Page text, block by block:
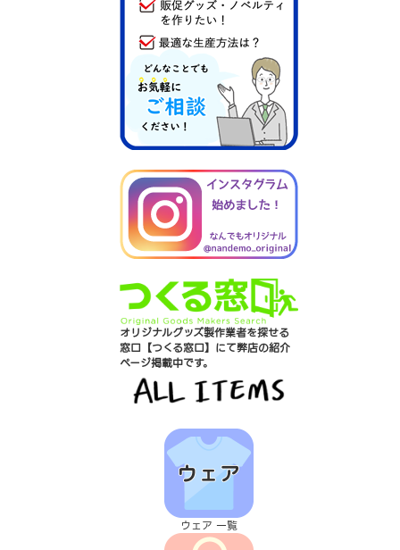
オリジナルグッズ製作業者を探せる
窓口【つくる窓口】にて弊店の紹介
ページ掲載中です。
ウェア 一覧